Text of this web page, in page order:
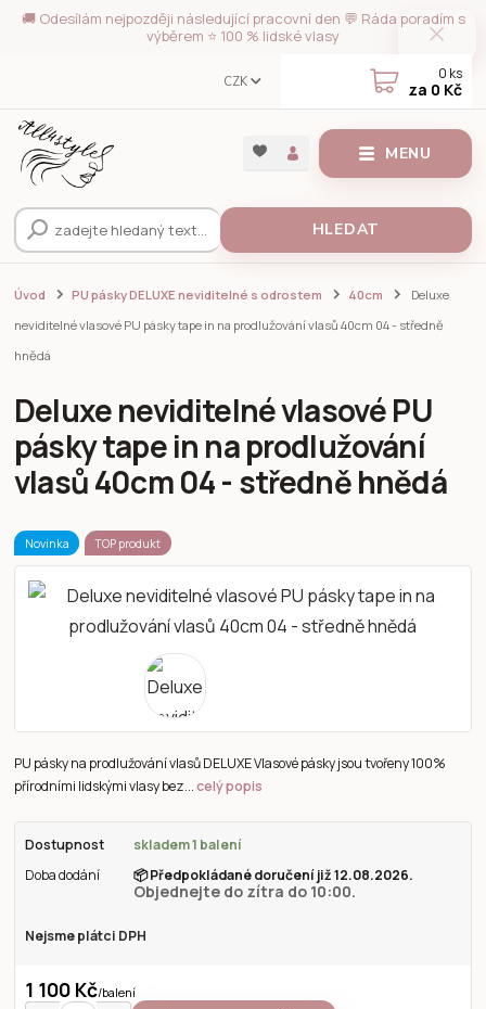
🚚 Odesílám nejpozději následující pracovní den 💬 Ráda poradím s
výběrem ⭐ 100 % lidské vlasy
MENU
CZK
HLEDAT
0 ks
za 0 Kč
Úvod PU pásky DELUXE neviditelné s odrostem 40cm
Deluxe
neviditelné vlasové PU pásky tape in na prodlužování vlasů 40cm 04 - středně
hnědá
Deluxe neviditelné vlasové PU
pásky tape in na prodlužování
vlasů 40cm 04 - středně hnědá
Novinka TOP produkt
PU pásky na prodlužování vlasů DELUXE Vlasové pásky jsou tvořeny 100%
přírodními lidskými vlasy bez...celý popis
Dostupnost
skladem 1 balení
Doba dodání
📦Předpokládané doručení již 12.08.2026.
Objednejte do zítra do 10:00.
Nejsme plátci DPH
1 100 Kč/balení